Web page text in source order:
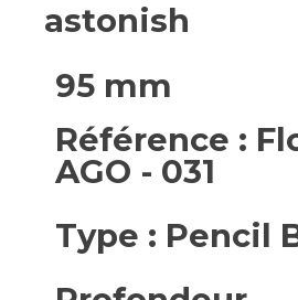
astonish
95 mm
Référence :
AGO - 031
Type : Pencil